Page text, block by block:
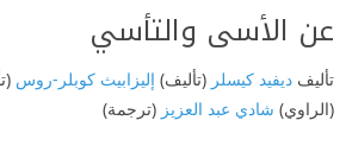
عن الأسى والتأسي
تأليف ديفيد كيسلر (تأليف) إليزابيث كوبلر-روس
(الراوي) شادي عبد العزيز (ترجمة)